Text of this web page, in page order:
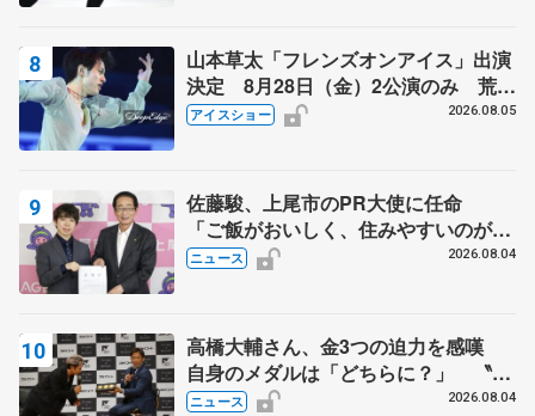
山本草太「フレンズオンアイス」出演
決定 8月28日（金）2公演のみ 荒川
静香さんプロデュース、20周年のアイ
アイスショー 2026.08.05
佐藤駿、上尾市のPR大使に任命
「ご飯がおいしく、住みやすいのが魅
力」
ニュース 2026.08.04
高橋大輔さん、金3つの迫力を感嘆
自身のメダルは「どちらに？」 〝リ
ス兄弟〟オリンピック3連覇の野村忠
ニュース 2026.08.04